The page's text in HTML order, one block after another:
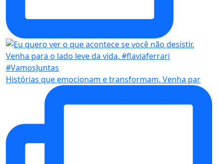
Histórias que emocionam e transformam. Venha par